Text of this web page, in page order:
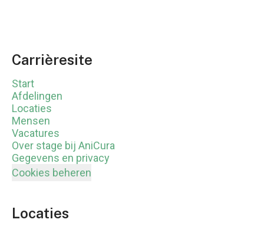
Carrièresite
Start
Afdelingen
Locaties
Mensen
Vacatures
Over stage bij AniCura
Gegevens en privacy
Cookies beheren
Locaties